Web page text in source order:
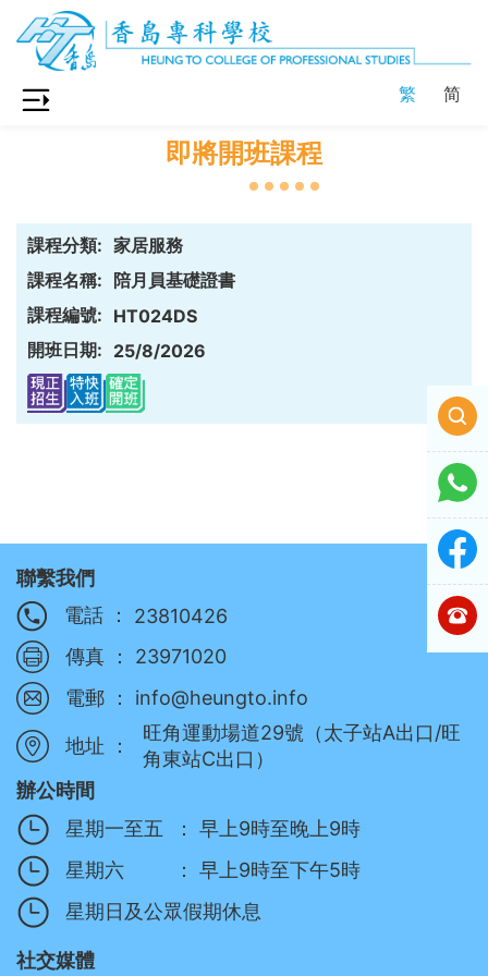
繁 简
即將開班課程
課程分類: 家居服務
課程名稱: 陪月員基礎證書
課程編號: HT024DS
開班日期: 25/8/2026
地址 ：
旺角運動場道29號（太子站A出口/旺
角東站C出口）
聯繫我們
電話 ：
23810426
傳真 ：
23971020
電郵 ：
info@heungto.info
辦公時間
星期一至五
：
早上9時至晚上9時
星期六
：
早上9時至下午5時
星期日及公眾假期休息
社交媒體